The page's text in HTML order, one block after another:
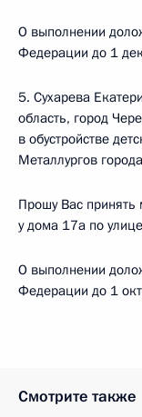
О выполнении
Федерации до 1
5. Сухарева
область, город
в обустройстве
Металлургов
Прошу Вас принять
у дома 17а по
О выполнении
Федерации до 1
Смотрите также